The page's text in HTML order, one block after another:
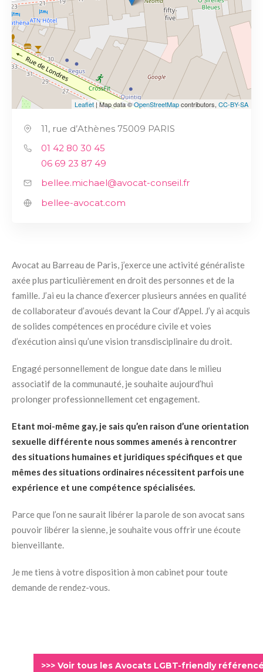
Leaflet| Map data ©OpenStreetMapcontributors, CC-BY-SA
11, rue d’Athènes 75009 PARIS
01 42 80 30 45
06 69 23 87 49
bellee.michael@avocat-conseil.fr
bellee-avocat.com
Avocat au Barreau de Paris, j’exerce une activité généraliste
axée plus particulièrement en droit des personnes et de la
famille. J’ai eu la chance d’exercer plusieurs années en qualité
de collaborateur d’avoués devant la Cour d’Appel. J’y ai acquis
de solides compétences en procédure civile et voies
d’exécution ainsi qu’une vision transdisciplinaire du droit.
Engagé personnellement de longue date dans le milieu
associatif de la communauté, je souhaite aujourd’hui
prolonger professionnellement cet engagement.
Etant moi-même gay, je sais qu’en raison d’une orientation
sexuelle différente nous sommes amenés à rencontrer
des situations humaines et juridiques spécifiques et que
mêmes des situations ordinaires nécessitent parfois une
expérience et une compétence spécialisées.
Parce que l’on ne saurait libérer la parole de son avocat sans
pouvoir libérer la sienne, je souhaite vous offrir une écoute
bienveillante.
Je me tiens à votre disposition à mon cabinet pour toute
demande de rendez-vous.
>>> Voir tous les Avocats LGBT-friendly